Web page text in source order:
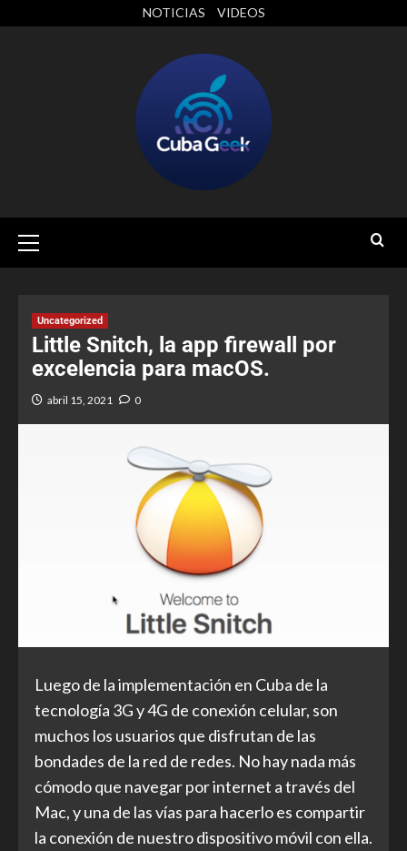
NOTICIAS VIDEOS
Uncategorized
Little Snitch, la app firewall por
excelencia para macOS.
abril 15, 2021 0
Luego de la implementación en Cuba de la
tecnología 3G y 4G de conexión celular, son
muchos los usuarios que disfrutan de las
bondades de la red de redes. No hay nada más
cómodo que navegar por internet a través del
Mac, y una de las vías para hacerlo es compartir
la conexión de nuestro dispositivo móvil con ella.